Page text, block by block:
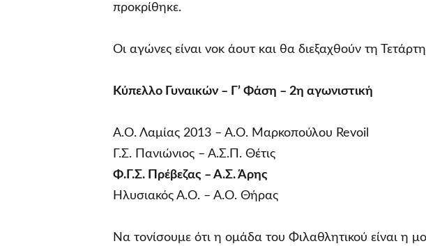
προκρίθηκε.
Οι αγώνες είναι νοκ άουτ και θα διεξαχθούν τη
Κύπελλο Γυναικών – Γ’ Φάση – 2η αγωνιστική
Α.Ο. Λαμίας 2013 – Α.Ο. Μαρκοπούλου Revoil
Γ.Σ. Πανιώνιος – Α.Σ.Π. Θέτις
Φ.Γ.Σ. Πρέβεζας – Α.Σ. Άρης
Ηλυσιακός Α.Ο. – Α.Ο. Θήρας
Να τονίσουμε ότι η ομάδα του Φιλαθλητικού είναι η